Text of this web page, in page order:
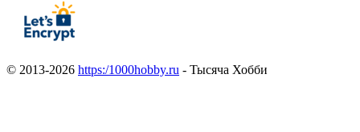
© 2013-2026 https:/1000hobby.ru - Тысяча Хобби